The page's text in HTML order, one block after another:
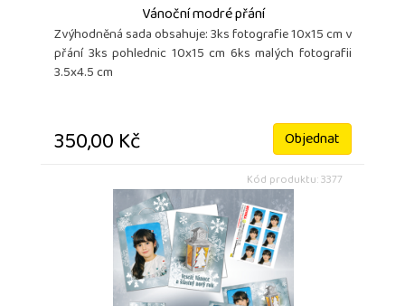
Vánoční modré přání
Zvýhodněná sada obsahuje: 3ks fotografie 10x15 cm v
přání 3ks pohlednic 10x15 cm 6ks malých fotografii
3.5x4.5 cm
350,00 Kč Objednat
Kód produktu: 3377